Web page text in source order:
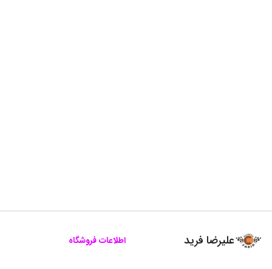
علیرضا فرید اطلاعات فروشگاه